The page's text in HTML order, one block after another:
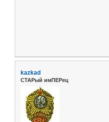
kazkad
СТАРый имПЕРец